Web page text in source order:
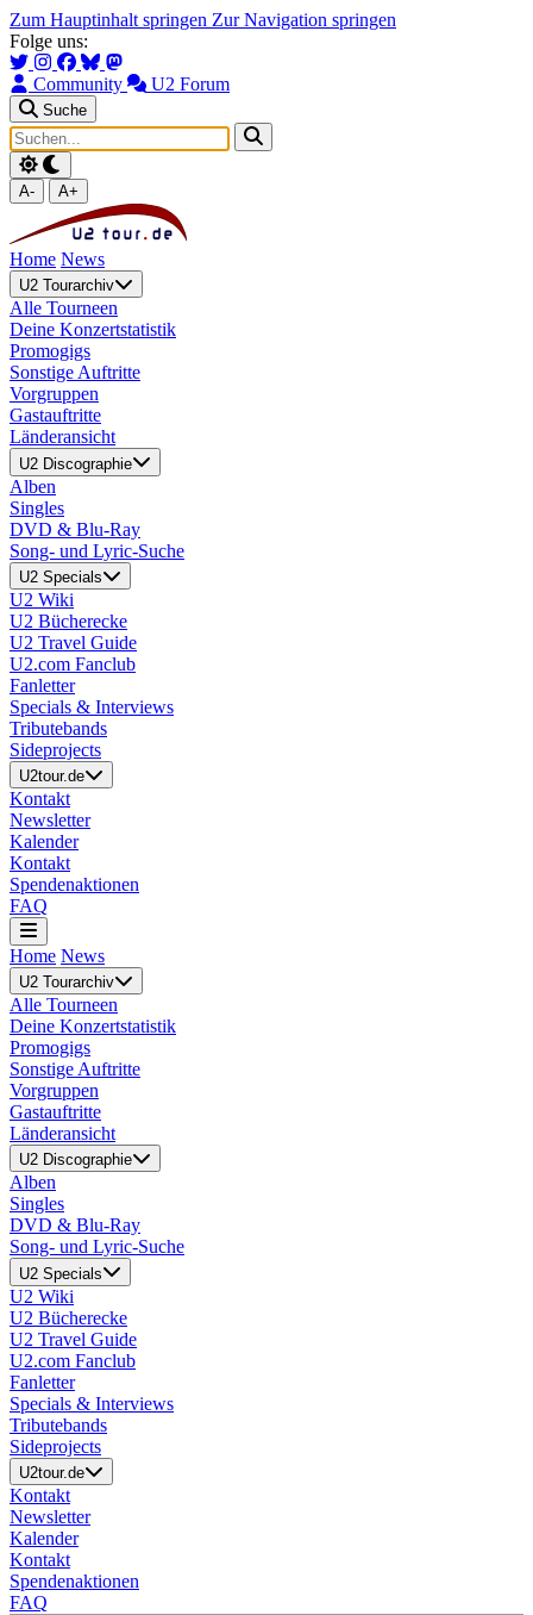
Zum Hauptinhalt springen Zur Navigation springen
Folge uns:
Community U2 Forum
Suche
A- A+
Home News
U2 Tourarchiv
Alle Tourneen
Deine Konzertstatistik
Promogigs
Sonstige Auftritte
Vorgruppen
Gastauftritte
Länderansicht
U2 Discographie
Alben
Singles
DVD & Blu-Ray
Song- und Lyric-Suche
U2 Specials
U2 Wiki
U2 Bücherecke
U2 Travel Guide
U2.com Fanclub
Fanletter
Specials & Interviews
Tributebands
Sideprojects
U2tour.de
Kontakt
Newsletter
Kalender
Kontakt
Spendenaktionen
FAQ
Home News
U2 Tourarchiv
Alle Tourneen
Deine Konzertstatistik
Promogigs
Sonstige Auftritte
Vorgruppen
Gastauftritte
Länderansicht
U2 Discographie
Alben
Singles
DVD & Blu-Ray
Song- und Lyric-Suche
U2 Specials
U2 Wiki
U2 Bücherecke
U2 Travel Guide
U2.com Fanclub
Fanletter
Specials & Interviews
Tributebands
Sideprojects
U2tour.de
Kontakt
Newsletter
Kalender
Kontakt
Spendenaktionen
FAQ